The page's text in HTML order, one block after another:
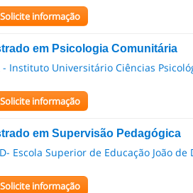
Solicite informação
em Psicologia Comunitária
- Instituto Universitário Ciências
Solicite informação
em Supervisão Pedagógica
Escola Superior de Educação João de
Solicite informação